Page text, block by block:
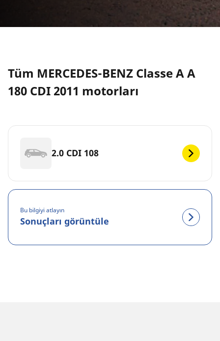
Tüm MERCEDES-BENZ Classe A A
180 CDI 2011 motorları
2.0 CDI 108
Bu bilgiyi atlayın
Sonuçları görüntüle